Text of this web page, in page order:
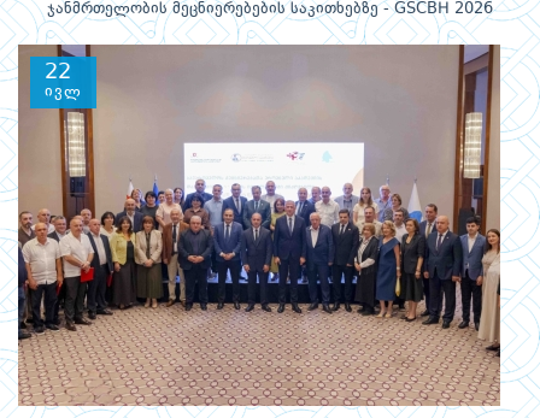
ჯანმრთელობის მეცნიერებების საკითხებზე - GSCBH 2026
22
ივლ